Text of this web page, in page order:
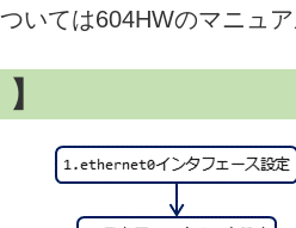
いては604HWのマニュ